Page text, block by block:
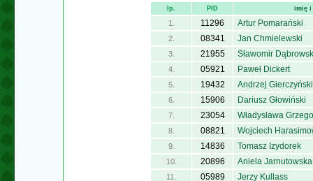
lp. PID imię i
1. 11296 Artur Pomarański
2. 08341 Jan Chmielewski
3. 21955 Sławomir
4. 05921 Paweł Dickert
5. 19432 Andrzej Gierczyński
6. 15906 Dariusz Głowiński
7. 23054 Władysława
8. 08821 Wojciech
9. 14836 Tomasz Izydorek
10. 20896 Aniela Jarnutowska
11. 05989 Jerzy Kullass